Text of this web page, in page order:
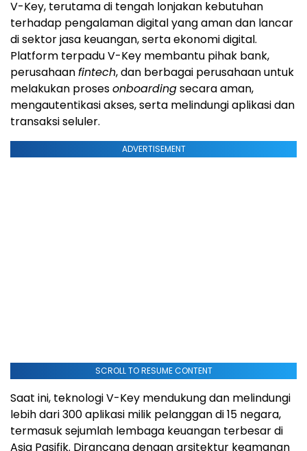
V-Key, terutama di tengah lonjakan kebutuhan
terhadap pengalaman digital yang aman dan lancar
di sektor jasa keuangan, serta ekonomi digital.
Platform terpadu V-Key membantu pihak bank,
perusahaanfintech, dan berbagai perusahaan untuk
melakukan prosesonboardingsecara aman,
mengautentikasi akses, serta melindungi aplikasi dan
transaksi seluler.
ADVERTISEMENT
SCROLL TO RESUME CONTENT
Saat ini, teknologi V-Key mendukung dan melindungi
lebih dari 300 aplikasi milik pelanggan di 15 negara,
termasuk sejumlah lembaga keuangan terbesar di
Asia Pasifik. Dirancang dengan arsitektur keamanan